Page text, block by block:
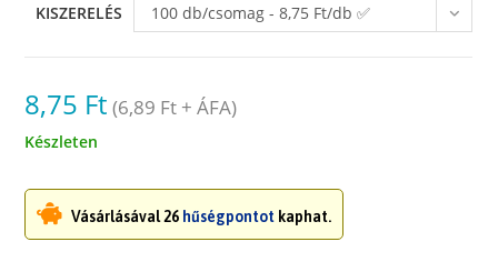
KISZERELÉS
100 db/csomag - 8,75 Ft/db ✅
8,75 Ft (6,89 Ft + ÁFA)
Készleten
Vásárlásával 26 hűségpontot kaphat.